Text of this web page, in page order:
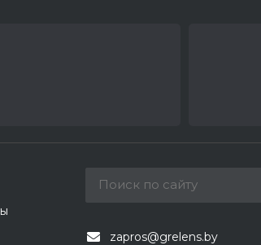
zapros@grelens.by